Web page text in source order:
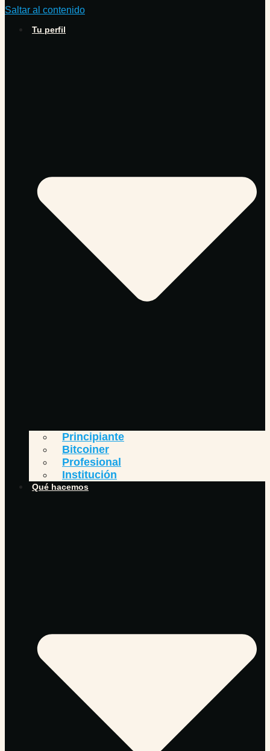
Saltar al contenido
Tu perfil
Principiante
Bitcoiner
Profesional
Institución
Qué hacemos